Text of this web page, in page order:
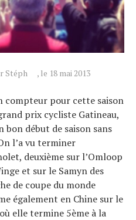
Stéph , le 18 mai 2013
compteur pour cette saison
prix cycliste Gatineau,
bon début de saison sans
l’a vu terminer
deuxième sur l’Omloop
et sur le Samyn des
de coupe du monde
également en Chine sur le
elle termine 5ème à la